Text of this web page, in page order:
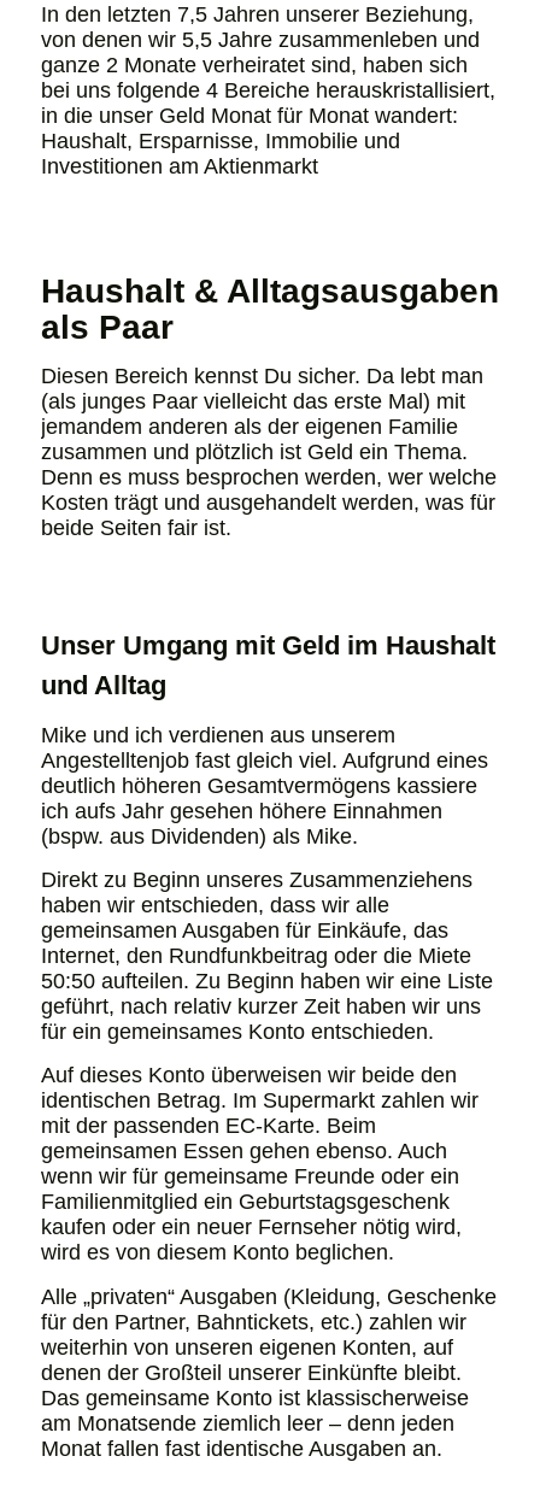
In den letzten 7,5 Jahren unserer Beziehung,
von denen wir 5,5 Jahre zusammenleben und
ganze 2 Monate verheiratet sind, haben sich
bei uns folgende 4 Bereiche herauskristallisiert,
in die unser Geld Monat für Monat wandert:
Haushalt, Ersparnisse, Immobilie und
Investitionen am Aktienmarkt
Haushalt & Alltagsausgaben
als Paar
Diesen Bereich kennst Du sicher. Da lebt man
(als junges Paar vielleicht das erste Mal) mit
jemandem anderen als der eigenen Familie
zusammen und plötzlich ist Geld ein Thema.
Denn es muss besprochen werden, wer welche
Kosten trägt und ausgehandelt werden, was für
beide Seiten fair ist.
Unser Umgang mit Geld im Haushalt
und Alltag
Mike und ich verdienen aus unserem
Angestelltenjob fast gleich viel. Aufgrund eines
deutlich höheren Gesamtvermögens kassiere
ich aufs Jahr gesehen höhere Einnahmen
(bspw. aus Dividenden) als Mike.
Direkt zu Beginn unseres Zusammenziehens
haben wir entschieden, dass wir alle
gemeinsamen Ausgaben für Einkäufe, das
Internet, den Rundfunkbeitrag oder die Miete
50:50 aufteilen. Zu Beginn haben wir eine Liste
geführt, nach relativ kurzer Zeit haben wir uns
für ein gemeinsames Konto entschieden.
Auf dieses Konto überweisen wir beide den
identischen Betrag. Im Supermarkt zahlen wir
mit der passenden EC-Karte. Beim
gemeinsamen Essen gehen ebenso. Auch
wenn wir für gemeinsame Freunde oder ein
Familienmitglied ein Geburtstagsgeschenk
kaufen oder ein neuer Fernseher nötig wird,
wird es von diesem Konto beglichen.
Alle „privaten“ Ausgaben (Kleidung, Geschenke
für den Partner, Bahntickets, etc.) zahlen wir
weiterhin von unseren eigenen Konten, auf
denen der Großteil unserer Einkünfte bleibt.
Das gemeinsame Konto ist klassischerweise
am Monatsende ziemlich leer – denn jeden
Monat fallen fast identische Ausgaben an.